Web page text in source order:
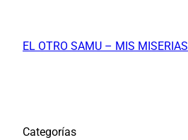
contenido
EL OTRO SAMU – MIS MISERIAS
Categorías